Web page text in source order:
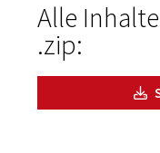
Alle
.zip: